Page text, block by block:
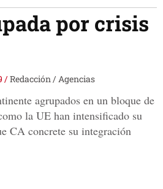
por crisis
/Redacción / Agencias
agrupados en un bloque de
la UE han intensificado su
CA concrete su integración